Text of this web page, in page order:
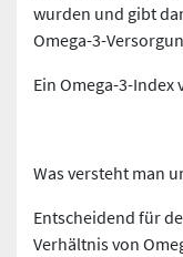
wurden und gibt
Omega-3-
Ein Omega-3-Index
Was versteht man
Entscheidend für
Verhältnis von